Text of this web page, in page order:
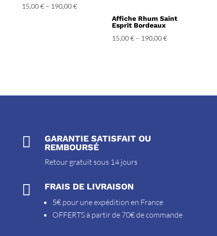
15,00€– 190,00€
Affiche Rhum Saint
Esprit Bordeaux
15,00€ – 190,00€

GARANTIE SATISFAIT OU
REMBOURSÉ
Retour gratuit sous 14 jours
 FRAIS DE LIVRAISON
5€ pour une expédition en France
OFFERTS à partir de 70€ de commande